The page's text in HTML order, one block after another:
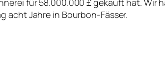
für 58.000.000 £ gekauft hat. Wir
acht Jahre in Bourbon-Fässer.